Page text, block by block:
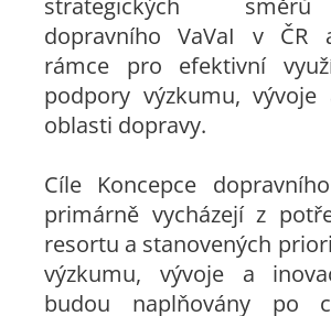
strategických
dopravního VaVaI v ČR
rámce pro efektivní
podpory výzkumu,
oblasti dopravy.
Cíle Koncepce
primárně vycházejí z
resortu a stanovených
výzkumu, vývoje a
budou naplňovány po